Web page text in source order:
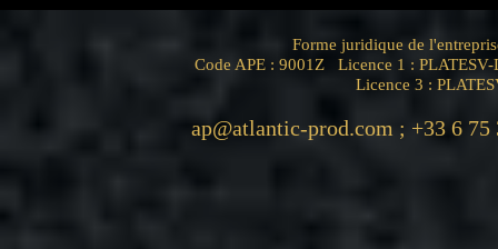
Forme juridique de
Code APE : 9001Z Licence 1 :
Licence 3 :
ap@atlantic-prod.com ; +33 6 75